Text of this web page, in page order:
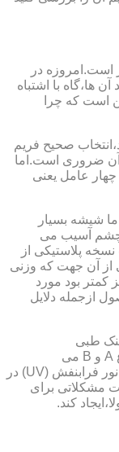
است.امروزه در
ها،گاه با اشتباه
است که چرا
صحیح فریم
آن ضروری است.اما
عامل یعنی
شیشه بسیار
چشم آسیب می
توانست نسخه پلاستیکی از
از آن جهت که وزنی
بود مورد
ازجمله دلایل
طبی
است،مقاومت در برابر اشعه UV در هر دو نوع A و B می
باشد.قطعاً قرار گرفتن در معرض تابش اشعه نور فرابنفش (UV) در
مشکلاتی برای
کند.